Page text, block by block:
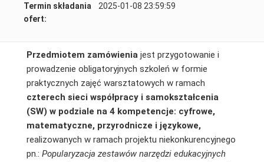
Termin składania
ofert:
2025-01-08 23:59:59
Przedmiotem zamówieniajest przygotowanie i
prowadzenie obligatoryjnych szkoleń w formie
praktycznych zajęć warsztatowych w ramach
czterech sieci współpracy i samokształcenia
(SW) w podziale na 4 kompetencje: cyfrowe,
matematyczne, przyrodnicze i językowe,
realizowanych w ramach projektu niekonkurencyjnego
pn.: Popularyzacja zestawów narzędzi edukacyjnych